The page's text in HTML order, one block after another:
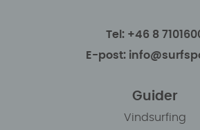
Tel: +46 8
E-post:
Guider
Vindsurfing